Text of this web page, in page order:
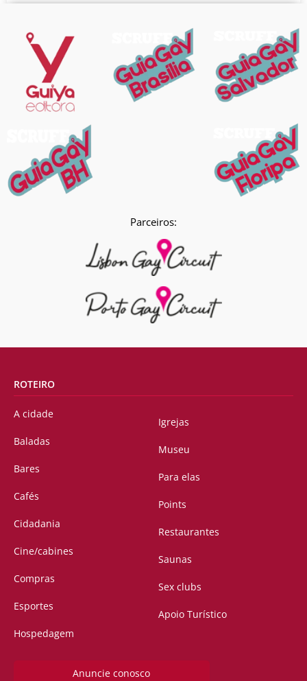
Parceiros:
ROTEIRO
A cidade
Baladas
Bares
Cafés
Cidadania
Cine/cabines
Compras
Esportes
Hospedagem
Igrejas
Museu
Para elas
Points
Restaurantes
Saunas
Sex clubs
Apoio Turístico
Anuncie conosco